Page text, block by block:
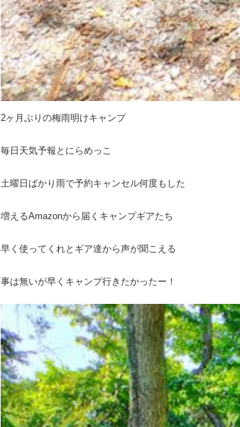
2ヶ月ぶりの梅雨明けキャンプ
毎日天気予報とにらめっこ
土曜日ばかり雨で予約キャンセル何度もした
増えるAmazonから届くキャンプギアたち
早く使ってくれとギア達から声が聞こえる
事は無いが早くキャンプ行きたかったー！